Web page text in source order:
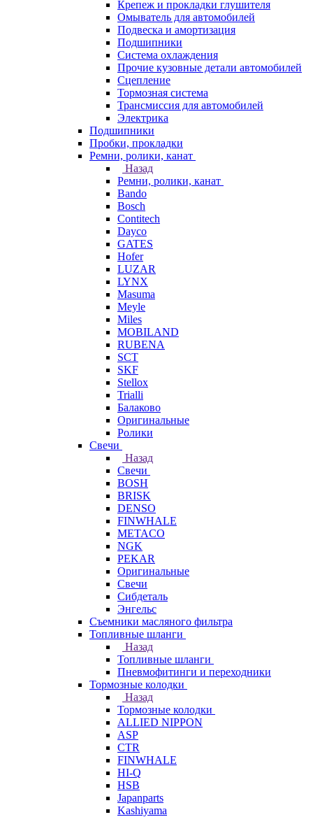
Крепеж и прокладки глушителя
Омыватель для автомобилей
Подвеска и амортизация
Подшипники
Система охлаждения
Прочие кузовные детали автомобилей
Сцепление
Тормозная система
Трансмиссия для автомобилей
Электрика
Подшипники
Пробки, прокладки
Ремни, ролики, канат
Назад
Ремни, ролики, канат
Bando
Bosch
Contitech
Dayco
GATES
Hofer
LUZAR
LYNX
Masuma
Meyle
Miles
MOBILAND
RUBENA
SCT
SKF
Stellox
Trialli
Балаково
Оригинальные
Ролики
Свечи
Назад
Свечи
BOSH
BRISK
DENSO
FINWHALE
METACO
NGK
PEKAR
Оригинальные
Свечи
Сибдеталь
Энгельс
Съемники масляного фильтра
Топливные шланги
Назад
Топливные шланги
Пневмофитинги и переходники
Тормозные колодки
Назад
Тормозные колодки
ALLIED NIPPON
ASP
CTR
FINWHALE
HI-Q
HSB
Japanparts
Kashiyama